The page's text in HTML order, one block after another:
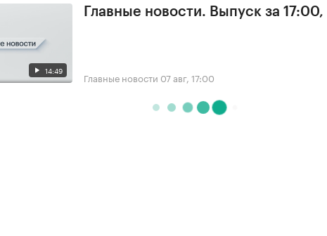
14:49
Главные новости. Выпуск за
Главные новости 07 авг, 17:00